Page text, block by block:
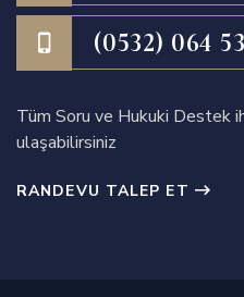
(0532) 064
Tüm Soru ve Hukuki Destek
ulaşabilirsiniz
RANDEVU TALEP ET